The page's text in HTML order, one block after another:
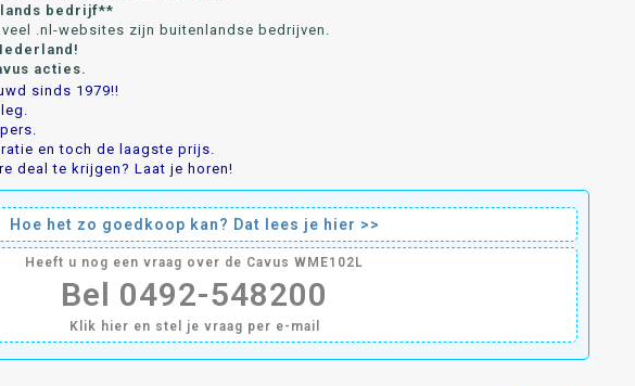
bedrijf**
.nl-websites zijn buitenlandse bedrijven.
acties.
sinds 1979!!
en toch de laagste prijs.
deal te krijgen? Laat je horen!
Hoe het zo goedkoop kan? Dat lees je hier >>
Heeft u nog een vraag over de Cavus WME102L
Bel 0492-548200
Klik hier en stel je vraag per e-mail